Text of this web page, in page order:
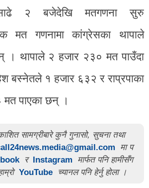
२ बजेदेखि मतगणना सुरु
मत गणनामा कांग्रेसका थापाले
। थापाले २ हजार २३० मत पाउँदा
बस्नेतले १ हजार ६३२ र राप्रपाका
पाएका छन् ।
सामग्रीबारे कुनै गुनासो, सुचना तथा
मा प
र Instagram
मार्फत पनि हामीसँग
YouTube च्यानल पनि हेर्नु होला ।